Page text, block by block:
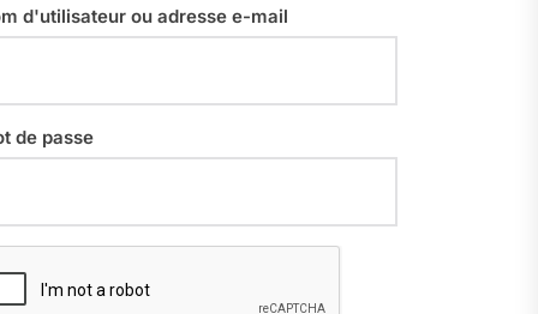
d'utilisateur ou adresse e-mail
de passe